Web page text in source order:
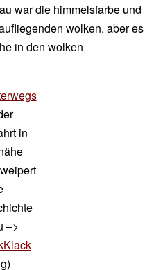
war die himmelsfarbe und
wolken. aber es
in den wolken
in
–>